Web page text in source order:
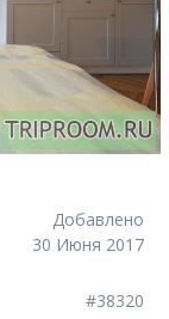
Добавлено
30 Июня 2017
#38320